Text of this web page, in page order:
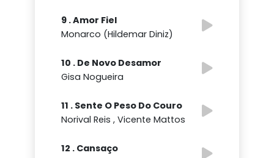
9 . Amor Fiel
Monarco (Hildemar Diniz)
10 . De Novo Desamor
Gisa Nogueira
11 . Sente O Peso Do Couro
Norival Reis , Vicente Mattos
12 . Cansaço